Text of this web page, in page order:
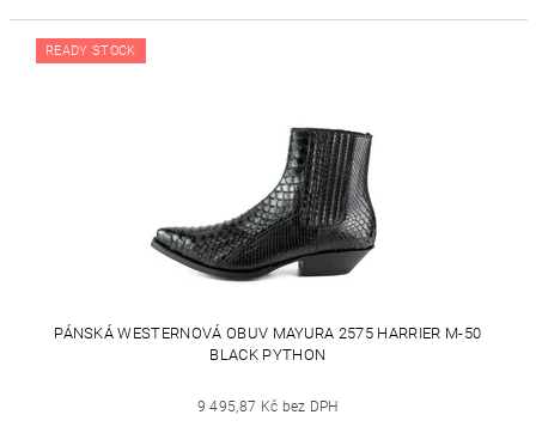
READY STOCK
PÁNSKÁ WESTERNOVÁ OBUV MAYURA 2575 HARRIER M-50
BLACK PYTHON
9 495,87 Kč bez DPH